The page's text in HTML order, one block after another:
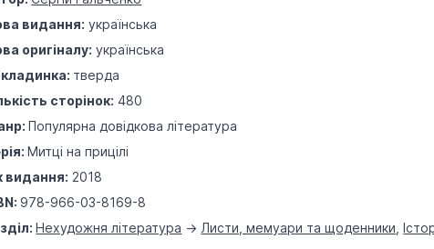
видання: українська
оригіналу: українська
тверда
сторінок: 480
Популярна довідкова література
Митці на прицілі
видання: 2018
978-966-03-8169-8
Нехудожня література -> Листи, мемуари та щоденники ,